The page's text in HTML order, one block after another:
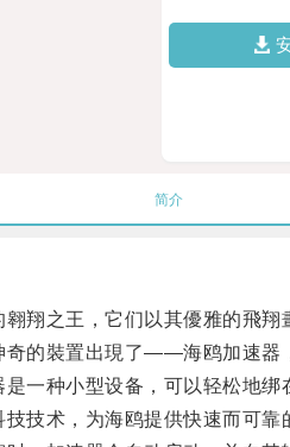
简介
之王，它们以其優雅的飛翔
裝置出現了——海鸥加速器，
种小型设备，可以轻松地绑
术，为海鸥提供快速而可靠